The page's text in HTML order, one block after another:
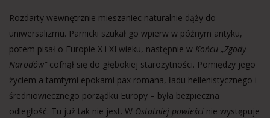
Rozdarty wewnętrznie mieszaniec naturalnie dąży do
uniwersalizmu. Parnicki szukał go wpierw w późnym antyku,
potem pisał o Europie X i XI wieku, następnie w Końcu „Zgody
Narodów”cofnął się do głębokiej starożytności. Pomiędzy jego
życiem a tamtymi epokami pax romana, ładu hellenistycznego i
średniowiecznego porządku Europy – była bezpieczna
odległość. Tu już tak nie jest. W Ostatniej powieści nie występuje